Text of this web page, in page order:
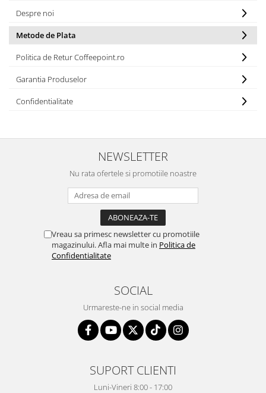
Despre noi
Metode de Plata
Politica de Retur Coffeepoint.ro
Garantia Produselor
Confidentialitate
NEWSLETTER
Nu rata ofertele si promotiile noastre
Vreau sa primesc newsletter cu promotiile
magazinului. Afla mai multe in Politica de
Confidentialitate
SOCIAL
Urmareste-ne in social media
SUPORT CLIENTI
Luni-Vineri 8:00 - 17:00